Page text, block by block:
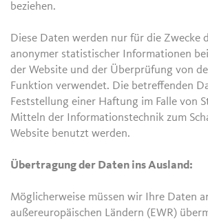
beziehen.
Diese Daten werden nur für die Zwecke
anonymer statistischer Informationen
der Website und der Überprüfung von
Funktion verwendet. Die betreffenden
Feststellung einer Haftung im Falle von
Mitteln der Informationstechnik zum
Website benutzt werden.
Übertragung der Daten ins Ausland:
Möglicherweise müssen wir Ihre Daten
außereuropäischen Ländern (EWR)